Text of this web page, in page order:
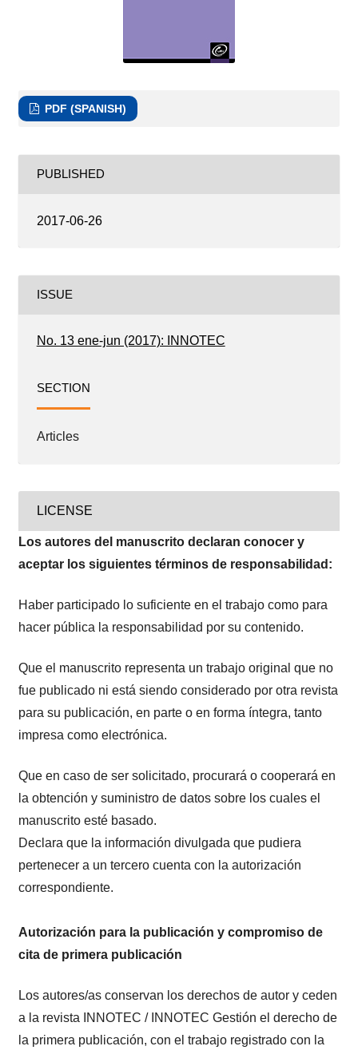
PDF (SPANISH)
PUBLISHED
2017-06-26
ISSUE
No. 13 ene-jun (2017): INNOTEC
SECTION
Articles
LICENSE
Los autores del manuscrito declaran conocer y
aceptar los siguientes términos de responsabilidad:
Haber participado lo suficiente en el trabajo como para
hacer pública la responsabilidad por su contenido.
Que el manuscrito representa un trabajo original que no
fue publicado ni está siendo considerado por otra revista
para su publicación, en parte o en forma íntegra, tanto
impresa como electrónica.
Que en caso de ser solicitado, procurará o cooperará en
la obtención y suministro de datos sobre los cuales el
manuscrito esté basado.
Declara que la información divulgada que pudiera
pertenecer a un tercero cuenta con la autorización
correspondiente.
Autorización para la publicación y compromiso de
cita de primera publicación
Los autores/as conservan los derechos de autor y ceden
a la revista INNOTEC / INNOTEC Gestión el derecho de
la primera publicación, con el trabajo registrado con la